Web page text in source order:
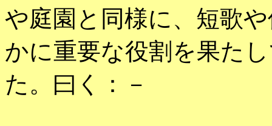
や庭園と同様に、短歌
かに重要な役割を果た
た。曰く：－